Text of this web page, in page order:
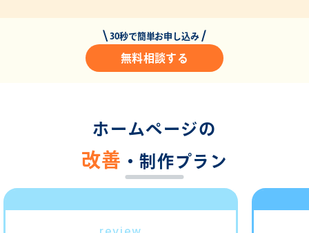
30秒で簡単お申し込み
無料相談する
ホームページの
改善 ・制作プラン